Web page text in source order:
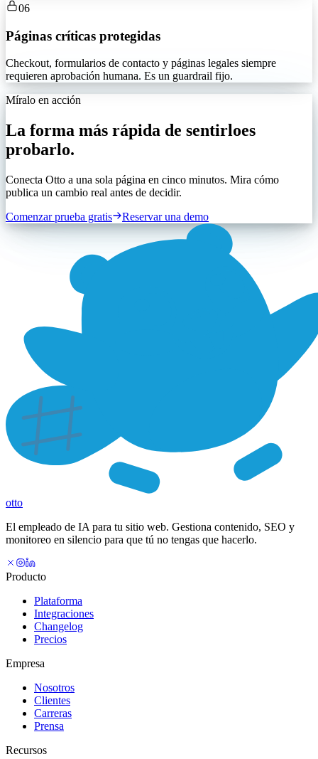
06
Páginas críticas protegidas
Checkout, formularios de contacto y páginas legales siempre
requieren aprobación humana. Es un guardrail fijo.
Míralo en acción
La forma más rápida de sentirloes
probarlo.
Conecta Otto a una sola página en cinco minutos. Mira cómo
publica un cambio real antes de decidir.
Comenzar prueba gratis
Reservar una demo
otto
El empleado de IA para tu sitio web. Gestiona contenido, SEO y
monitoreo en silencio para que tú no tengas que hacerlo.
Producto
Plataforma
Integraciones
Changelog
Precios
Empresa
Nosotros
Clientes
Carreras
Prensa
Recursos